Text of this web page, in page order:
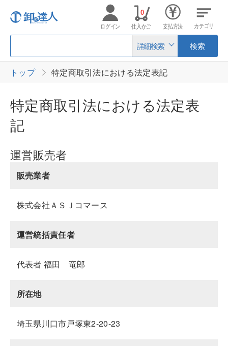
詳細検索 検索
ログイン 仕入かご
0
支払方法 カテゴリ
トップ 特定商取引法における法定表記
特定商取引法における法定表
記
運営販売者
販売業者
株式会社ＡＳＪコマース
運営統括責任者
代表者 福田 竜郎
所在地
埼玉県川口市戸塚東2-20-23